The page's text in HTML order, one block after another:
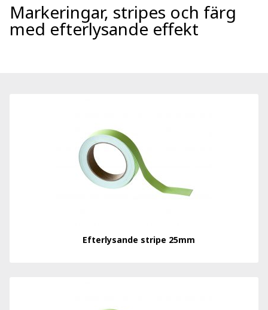
Markeringar, stripes och färg
med efterlysande effekt
Efterlysande stripe 25mm